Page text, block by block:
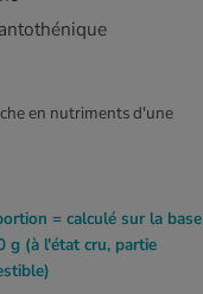
en nutriments d'une
= calculé sur la base
g (à l'état cru, partie